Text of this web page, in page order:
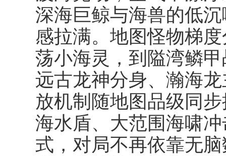
深海巨鲸与海兽的低
感拉满。地图怪物梯
荡小海灵，到隘湾鳞
远古龙神分身、瀚海
放机制随地图品级同
海水盾、大范围海啸
式，对局不再依靠无